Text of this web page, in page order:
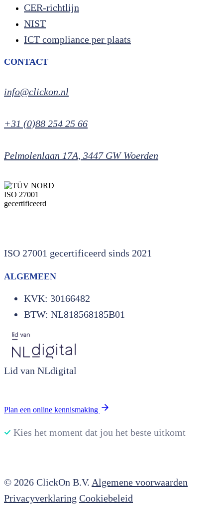
CER-richtlijn
NIST
ICT compliance per plaats
CONTACT
info@clickon.nl
+31 (0)88 254 25 66
Pelmolenlaan 17A, 3447 GW Woerden
ISO 27001 gecertificeerd sinds 2021
ALGEMEEN
KVK: 30166482
BTW: NL818568185B01
Lid van NLdigital
Plan een online kennismaking
Kies het moment dat jou het beste uitkomt
© 2026 ClickOn B.V. Algemene voorwaarden
Privacyverklaring Cookiebeleid